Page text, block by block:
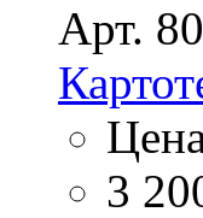
Арт.
3